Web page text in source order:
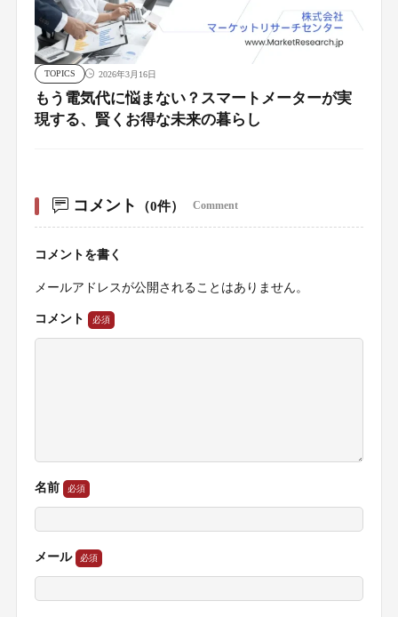
TOPICS 2026年3月16日
もう電気代に悩まない？スマートメーターが実
現する、賢くお得な未来の暮らし
コメント （0件） Comment
コメントを書く
メールアドレスが公開されることはありません。
コメント
名前
メール